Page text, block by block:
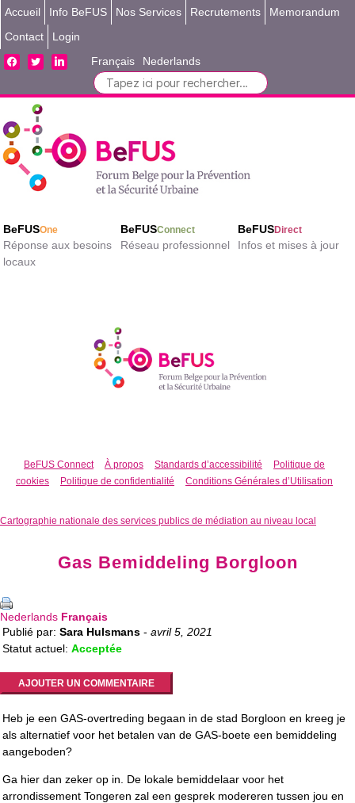
Accueil Info BeFUS Nos Services Recrutements
Memorandum
Contact
Login
facebooktwitterlinkedin Français Nederlands
Search
for:
BeFUSOne
Réponse aux besoins
locaux
BeFUSConnect
Réseau professionnel
BeFUSDirect
Infos et mises à jour
BeFUS Connect À propos Standards d’accessibilité
Politique de
cookies
Politique de confidentialité Conditions Générales d’Utilisation
Cartographie nationale des services publics de médiation au niveau local
Gas Bemiddeling Borgloon
Nederlands Français
Publié par: Sara Hulsmans - avril 5, 2021
Statut actuel: Acceptée
AJOUTER UN COMMENTAIRE
Heb je een GAS-overtreding begaan in de stad Borgloon en kreeg je
als alternatief voor het betalen van de GAS-boete een bemiddeling
aangeboden?
Ga hier dan zeker op in. De lokale bemiddelaar voor het
arrondissement Tongeren zal een gesprek modereren tussen jou en